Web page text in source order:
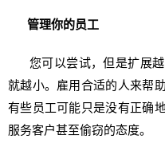
管理你的员工
您可以尝试，但是扩展越
就越小。雇用合适的人来帮
有些员工可能只是没有正确
服务客户甚至偷窃的态度。